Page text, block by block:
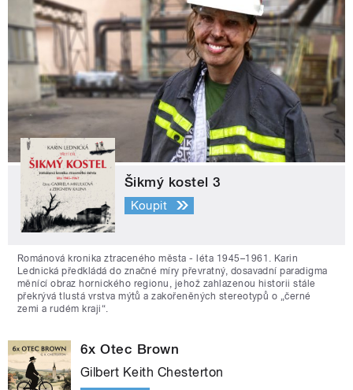
Šikmý kostel 3
Koupit
Románová kronika ztraceného města - léta 1945–1961. Karin
Lednická předkládá do značné míry převratný, dosavadní paradigma
měnící obraz hornického regionu, jehož zahlazenou historii stále
překrývá tlustá vrstva mýtů a zakořeněných stereotypů o „černé
zemi a rudém kraji“.
6x Otec Brown
Gilbert Keith Chesterton